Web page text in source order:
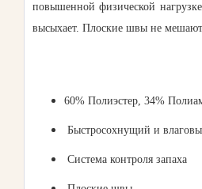
повышенной физической
высыхает. Плоские швы не
60% Полиэстер, 34%
Быстросохнущий и
Система контроля запаха